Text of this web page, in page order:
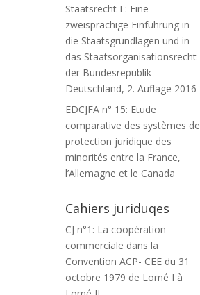
Staatsrecht I : Eine
zweisprachige Einführung in
die Staatsgrundlagen und in
das Staatsorganisationsrecht
der Bundesrepublik
Deutschland, 2. Auflage 2016
EDCJFA n° 15: Etude
comparative des systèmes de
protection juridique des
minorités entre la France,
l’Allemagne et le Canada
Cahiers juriduqes
CJ n°1: La coopération
commerciale dans la
Convention ACP- CEE du 31
octobre 1979 de Lomé I à